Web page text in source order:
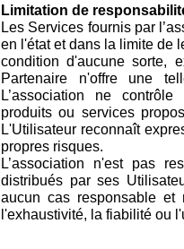
Limitation de
Les Services fournis par
en l'état et dans la limite de
condition d'aucune sorte,
Partenaire n'offre une
L’association ne
produits ou services
L'Utilisateur reconnaît
propres risques.
L’association n'est pas
distribués par ses
aucun cas responsable et
l'exhaustivité, la fiabilité ou